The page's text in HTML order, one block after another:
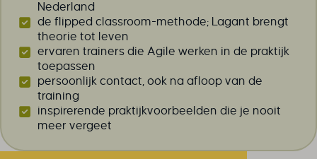
Nederland
de flipped classroom-methode; Lagant brengt
theorie tot leven
ervaren trainers die Agile werken in de praktijk
toepassen
persoonlijk contact, óók na afloop van de
training
inspirerende praktijkvoorbeelden die je nooit
meer vergeet